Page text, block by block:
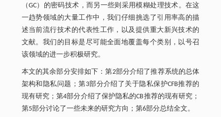
（GC）的密码技术，而另一些则采用模糊处理技术。在这
一趋势领域的大量工作中，我们仔细挑选了引用率高的描
述当前流行技术的代表性工作，以及提供重大新兴技术的
文献。我们的目标是尽可能全面地覆盖每个类别，以号召
该领域的进一步积极研究。
本文的其余部分安排如下：第2部分介绍了推荐系统的总体
架构和隐私问题；第3部分介绍了关于隐私保护CFB推荐的
现有研究；第4部分介绍了保护隐私的CB推荐的现有研究；
第5部分讨论了一些未来的研究方向；第6部分总结全文。